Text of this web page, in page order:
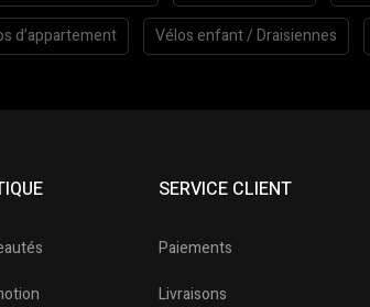
d’appartement Vélos enfant / Draisiennes
SERVICE CLIENT
Paiements
Livraisons